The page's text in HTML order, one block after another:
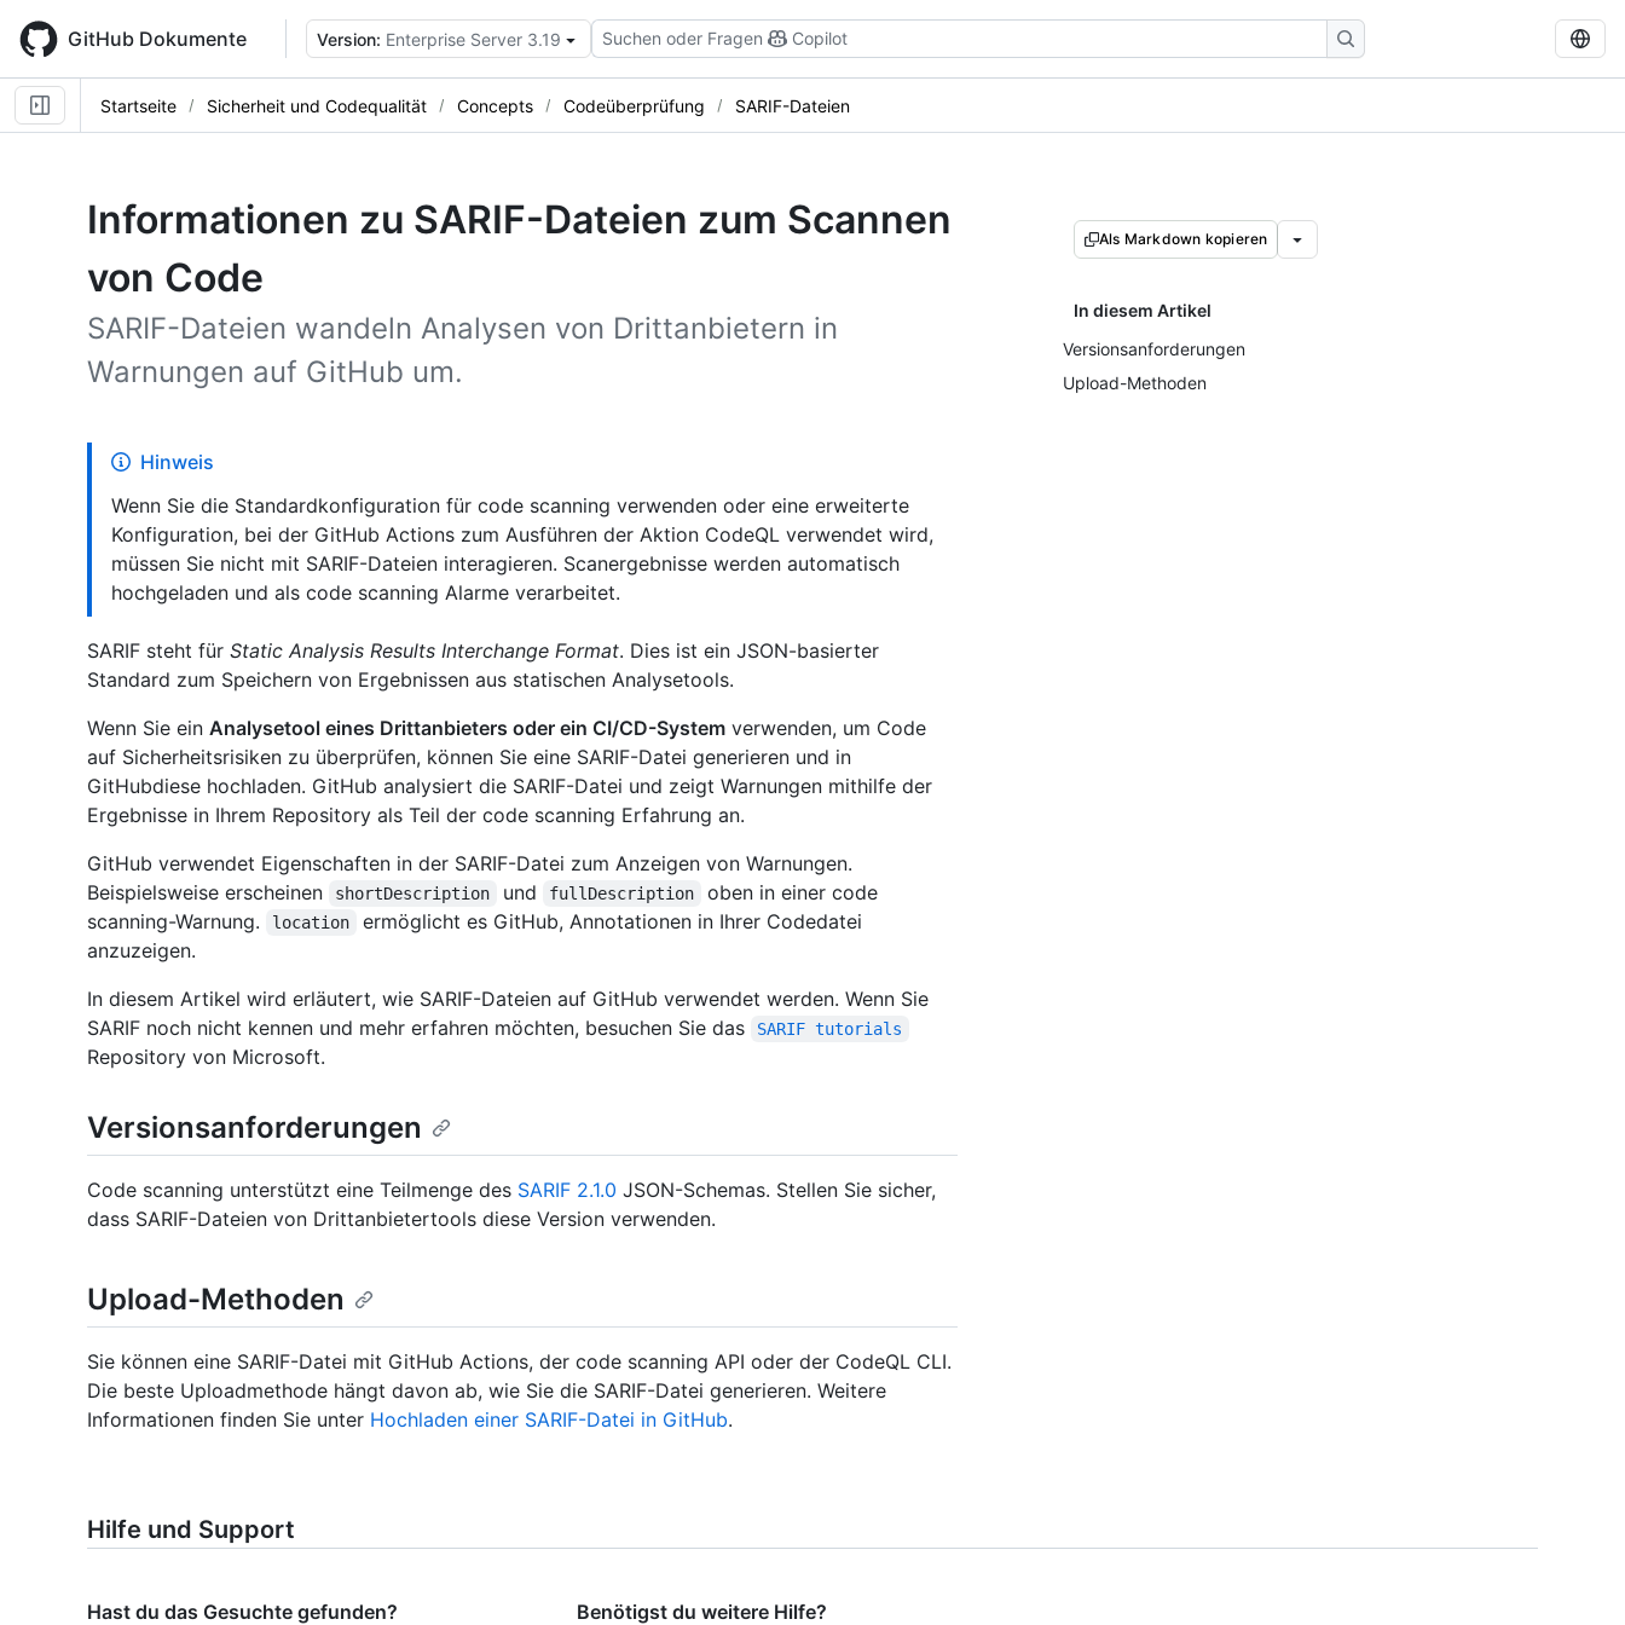
main
content
GitHub Dokumente Version: Enterprise Server 3.19 Suchen oder Fragen Copilot
Startseite Sicherheit und Codequalität Concepts Codeüberprüfung SARIF-Dateien
Informationen zu SARIF-Dateien zum Scannen
von Code
SARIF-Dateien wandeln Analysen von Drittanbietern in
Warnungen auf GitHub um.
Als Markdown kopieren
In diesem Artikel
Versionsanforderungen
Upload-Methoden
Hinweis
Wenn Sie die Standardkonfiguration für code scanning verwenden oder eine erweiterte
Konfiguration, bei der GitHub Actions zum Ausführen der Aktion CodeQL verwendet wird,
müssen Sie nicht mit SARIF-Dateien interagieren. Scanergebnisse werden automatisch
hochgeladen und als code scanning Alarme verarbeitet.
SARIF steht für Static Analysis Results Interchange Format. Dies ist ein JSON-basierter
Standard zum Speichern von Ergebnissen aus statischen Analysetools.
Wenn Sie ein Analysetool eines Drittanbieters oder ein CI/CD-System verwenden, um Code
auf Sicherheitsrisiken zu überprüfen, können Sie eine SARIF-Datei generieren und in
GitHubdiese hochladen. GitHub analysiert die SARIF-Datei und zeigt Warnungen mithilfe der
Ergebnisse in Ihrem Repository als Teil der code scanning Erfahrung an.
GitHub verwendet Eigenschaften in der SARIF-Datei zum Anzeigen von Warnungen.
Beispielsweise erscheinen
shortDescription und fullDescription
oben in einer code
scanning-Warnung.
location
ermöglicht es GitHub, Annotationen in Ihrer Codedatei
anzuzeigen.
In diesem Artikel wird erläutert, wie SARIF-Dateien auf GitHub verwendet werden. Wenn Sie
SARIF noch nicht kennen und mehr erfahren möchten, besuchen Sie das
SARIF tutorials
Repository von Microsoft.
Versionsanforderungen
Code scanning unterstützt eine Teilmenge des SARIF 2.1.0 JSON-Schemas. Stellen Sie sicher,
dass SARIF-Dateien von Drittanbietertools diese Version verwenden.
Upload-Methoden
Sie können eine SARIF-Datei mit GitHub Actions, der code scanning API oder der CodeQL CLI.
Die beste Uploadmethode hängt davon ab, wie Sie die SARIF-Datei generieren. Weitere
Informationen finden Sie unter Hochladen einer SARIF-Datei in GitHub.
Hilfe und Support
Hast du das Gesuchte gefunden? Benötigst du weitere Hilfe?